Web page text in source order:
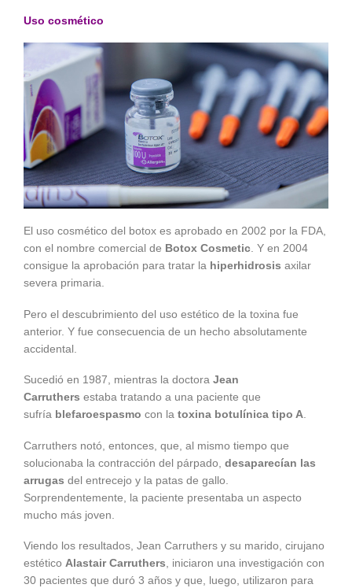
Uso cosmético
El uso cosmético del botox es aprobado en 2002 por la FDA,
con el nombre comercial de Botox Cosmetic. Y en 2004
consigue la aprobación para tratar la hiperhidrosis axilar
severa primaria.
Pero el descubrimiento del uso estético de la toxina fue
anterior. Y fue consecuencia de un hecho absolutamente
accidental.
Sucedió en 1987, mientras la doctora Jean
Carruthers estaba tratando a una paciente que
sufría blefaroespasmo con la toxina botulínica tipo A.
Carruthers notó, entonces, que, al mismo tiempo que
solucionaba la contracción del párpado, desaparecían las
arrugas del entrecejo y la patas de gallo.
Sorprendentemente, la paciente presentaba un aspecto
mucho más joven.
Viendo los resultados, Jean Carruthers y su marido, cirujano
estético Alastair Carruthers, iniciaron una investigación con
30 pacientes que duró 3 años y que, luego, utilizaron para